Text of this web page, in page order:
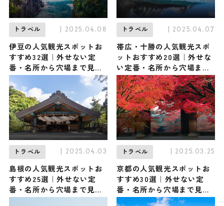
トラベル | 2025.04.08
伊豆の人気観光スポットお
すすめ32選｜外せない定
番・名所から穴場まで見ど
ころ満載の観光地を紹介
トラベル | 2025.04.07
帯広・十勝の人気観光スポ
ットおすすめ20選｜外せな
い定番・名所から穴場まで
見どころ満載の観光地を紹
介
トラベル | 2025.04.03
島根の人気観光スポットお
すすめ25選｜外せない定
番・名所から穴場まで見ど
ころ満載の観光地を紹介
トラベル | 2025.03.25
京都の人気観光スポットお
すすめ30選｜外せない定
番・名所から穴場まで見ど
ころ満載の観光地を紹介